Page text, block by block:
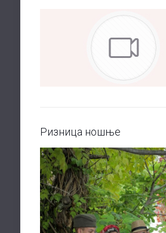
Ризница ношње